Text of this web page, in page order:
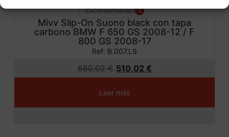
Compatibilidad 3
Mivv Slip-On Suono black con tapa
carbono BMW F 650 GS 2008-12 / F
800 GS 2008-17
Ref: B.007.L9
680,02€ 510,02 €
Leer más